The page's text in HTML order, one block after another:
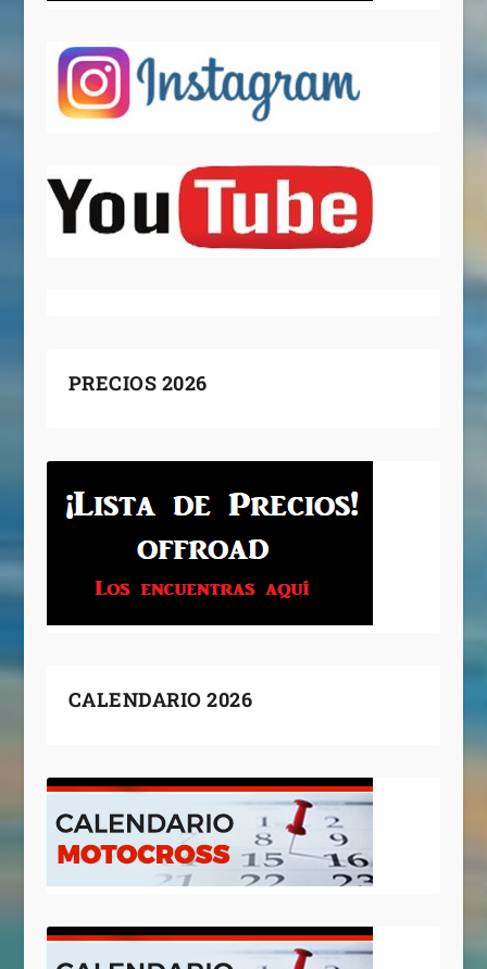
PRECIOS 2026
CALENDARIO 2026